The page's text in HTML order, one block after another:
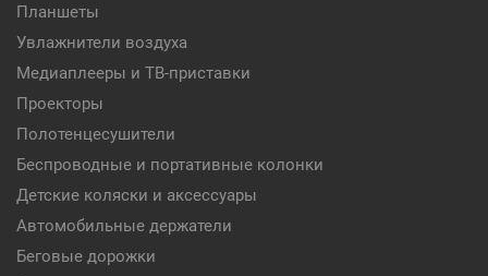
Планшеты
Увлажнители воздуха
Медиаплееры и ТВ-приставки
Проекторы
Полотенцесушители
Беспроводные и портативные колонки
Детские коляски и аксессуары
Автомобильные держатели
Беговые дорожки